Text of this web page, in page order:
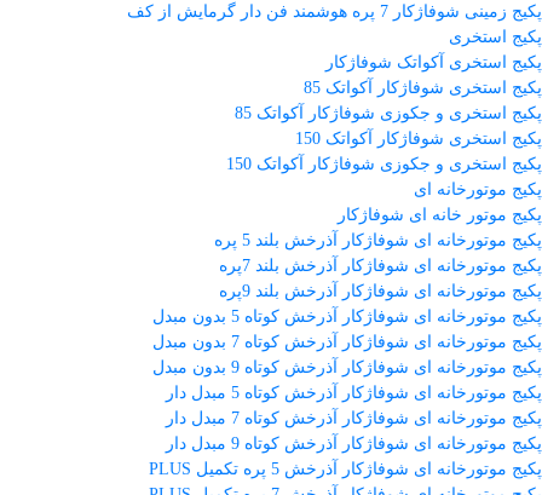
پکیج زمینی شوفاژکار 7 پره هوشمند فن دار گرمایش از کف
پکیج استخری
پکیج استخری آکواتک شوفاژکار
پکیج استخری شوفاژکار آکواتک 85
پکیج استخری و جکوزی شوفاژکار آکواتک 85
پکیج استخری شوفاژکار آکواتک 150
پکیج استخری و جکوزی شوفاژکار آکواتک 150
پکیج موتورخانه ای
پکیج موتور خانه ای شوفاژکار
پکیج موتورخانه ای شوفاژکار آذرخش بلند 5 پره
پکیج موتورخانه ای شوفاژکار آذرخش بلند 7پره
پکیج موتورخانه ای شوفاژکار آذرخش بلند 9پره
پکیج موتورخانه ای شوفاژکار آذرخش کوتاه 5 بدون مبدل
پکیج موتورخانه ای شوفاژکار آذرخش کوتاه 7 بدون مبدل
پکیج موتورخانه ای شوفاژکار آذرخش کوتاه 9 بدون مبدل
پکیج موتورخانه ای شوفاژکار آذرخش کوتاه 5 مبدل دار
پکیج موتورخانه ای شوفاژکار آذرخش کوتاه 7 مبدل دار
پکیج موتورخانه ای شوفاژکار آذرخش کوتاه 9 مبدل دار
پکیج موتورخانه ای شوفاژکار آذرخش 5 پره تکمیل PLUS